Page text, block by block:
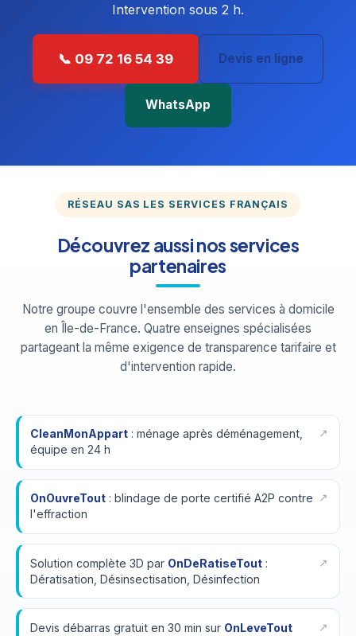
Intervention sous 2 h.
📞 09 72 16 54 39 Devis en ligne
WhatsApp
RÉSEAU SAS LES SERVICES FRANÇAIS
Découvrez aussi nos services
partenaires
Notre groupe couvre l'ensemble des services à domicile
en Île-de-France. Quatre enseignes spécialisées
partageant la même exigence de transparence tarifaire et
d'intervention rapide.
CleanMonAppart: ménage après déménagement,
équipe en 24 h
OnOuvreTout: blindage de porte certifié A2P contre
l'effraction
Solution complète 3D par OnDeRatiseTout:
Dératisation, Désinsectisation, Désinfection
Devis débarras gratuit en 30 min sur OnLeveTout